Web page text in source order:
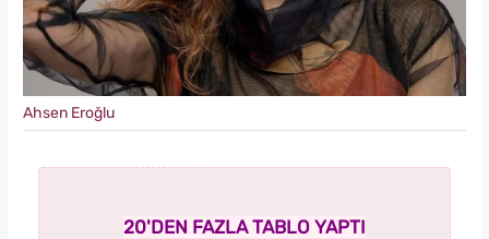
Ahsen Eroğlu
20'DEN FAZLA TABLO YAPTI